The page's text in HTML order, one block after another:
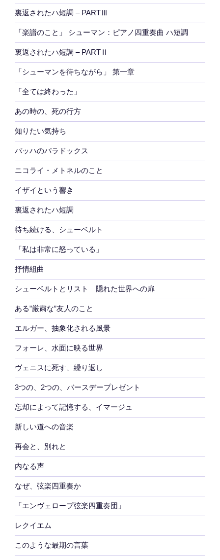
裏返されたハ短調 – PARTⅢ
「楽譜のこと」 シューマン：ピアノ四重奏曲 ハ短調
裏返されたハ短調 – PARTⅡ
「シューマンを待ちながら」 第一章
「全ては終わった」
あの時の、死の行方
知りたい気持ち
バッハのパラドックス
ニコライ・メトネルのこと
イザイという響き
裏返されたハ短調
待ち続ける、シューベルト
「私は非常に怒っている」
抒情組曲
シューベルトとリスト 隠れた世界への扉
ある”厳粛な”友人のこと
エルガー、抽象化される風景
フォーレ、水面に映る世界
ヴェニスに死す、繰り返し
3つの、2つの、バースデープレゼント
忘却によって記憶する、イマージュ
新しい道への音楽
再会と、別れと
内なる声
なぜ、弦楽四重奏か
「エンヴェロープ弦楽四重奏団」
レクイエム
このような最期の言葉